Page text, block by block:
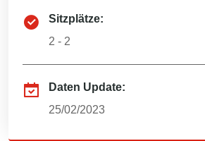
Sitzplätze:
2 - 2
Daten Update:
25/02/2023